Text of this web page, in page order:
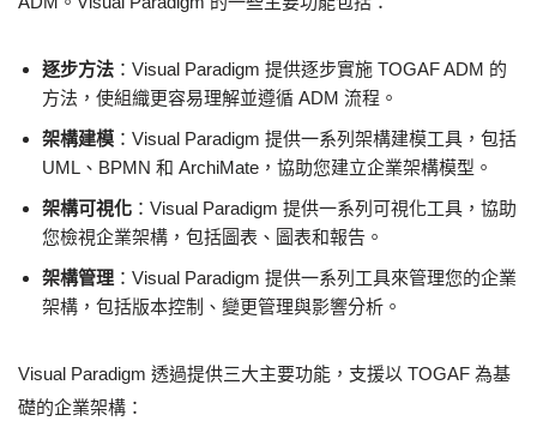
逐步方法 ：Visual Paradigm 提供逐步實施 TOGAF ADM 的
方法，使組織更容易理解並遵循 ADM 流程。
架構建模 ：Visual Paradigm 提供一系列架構建模工具，包括
UML、BPMN 和 ArchiMate，協助您建立企業架構模型。
架構可視化 ：Visual Paradigm 提供一系列可視化工具，協助
您檢視企業架構，包括圖表、圖表和報告。
架構管理 ：Visual Paradigm 提供一系列工具來管理您的企業
架構，包括版本控制、變更管理與影響分析。
Visual Paradigm 透過提供三大主要功能，支援以 TOGAF 為基
礎的企業架構：